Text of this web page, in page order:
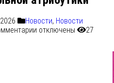
Новости, Новости
отключены
27